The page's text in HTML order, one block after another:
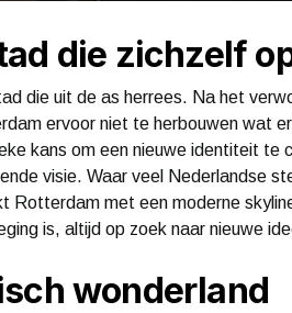
die zichzelf
die uit de as herrees. Na het
ervoor niet te herbouwen wat
kans om een nieuwe identiteit te
visie. Waar veel Nederlandse
Rotterdam met een moderne
is, altijd op zoek naar nieuwe
wonderland